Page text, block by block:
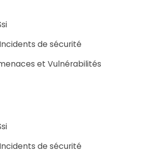
de sécurité
et Vulnérabilités
de sécurité